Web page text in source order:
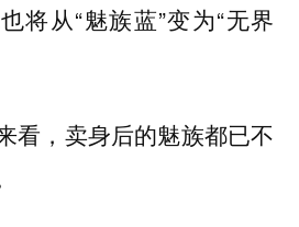
将从“魅族蓝”变为“无界
看，卖身后的魅族都已不